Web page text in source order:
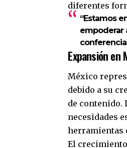
diferentes
“Estamos
empoderar
Expansión en
México
debido a su
de contenido.
necesidades
herramientas
El